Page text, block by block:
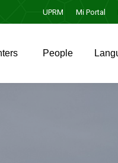
UPRM Mi Portal
People